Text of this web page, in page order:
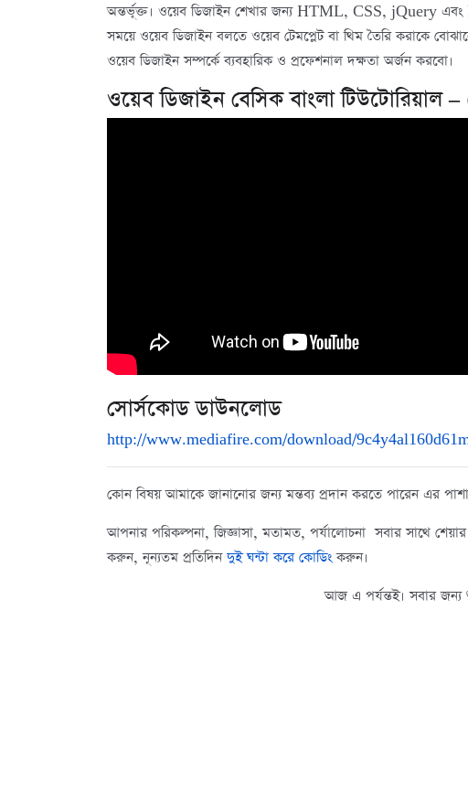
অন্তর্ভূক্ত। ওয়েব ডিজাইন শেখার জন্য HTML, CSS, jQuery এবং
সময়ে ওয়েব ডিজাইন বলতে ওয়েব টেমপ্লেট বা থিম তৈরি করাকে
ওয়েব ডিজাইন সম্পর্কে ব্যবহারিক ও প্রফেশনাল দক্ষতা অর্জন করবো।
ওয়েব ডিজাইন বেসিক বাংলা টিউটোরিয়াল
সোর্সকোড ডাউনলোড
http://www.mediafire.com/download/
কোন বিষয় আমাকে জানানোর জন্য মন্তব্য প্রদান করতে পারেন এর
আপনার পরিকল্পনা, জিজ্ঞাসা, মতামত, পর্যালোচনা সবার সাথে
করুন, নূন্যতম প্রতিদিনদুই ঘন্টা করে কোডিংকরুন।
আজ এ পর্যন্তই। সবার জন্য